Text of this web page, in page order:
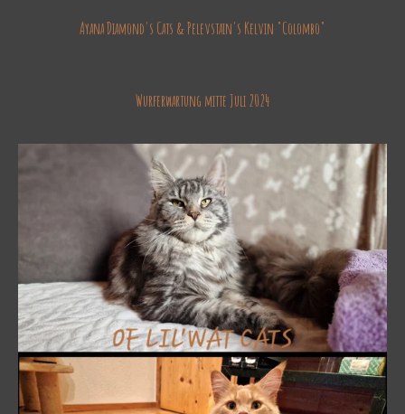
Ayana Diamond's Cats & Pelevstain's Kelvin "Colombo"
Wurferwartung mitte Juli 2024